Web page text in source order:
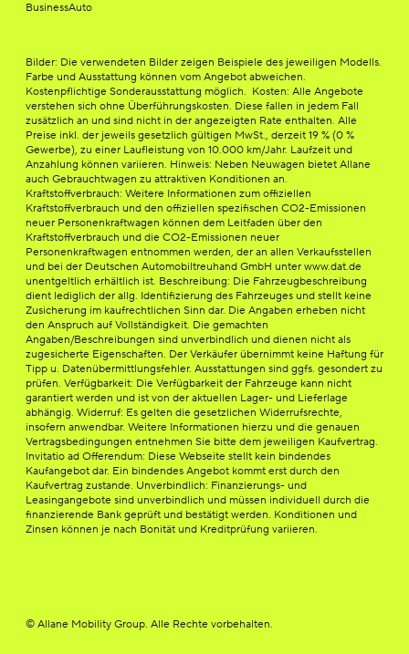
BusinessAuto
Bilder: Die verwendeten Bilder zeigen Beispiele des jeweiligen Modells.
Farbe und Ausstattung können vom Angebot abweichen.
Kostenpflichtige Sonderausstattung möglich. Kosten: Alle Angebote
verstehen sich ohne Überführungskosten. Diese fallen in jedem Fall
zusätzlich an und sind nicht in der angezeigten Rate enthalten. Alle
Preise inkl. der jeweils gesetzlich gültigen MwSt., derzeit 19 % (0 %
Gewerbe), zu einer Laufleistung von 10.000 km/Jahr. Laufzeit und
Anzahlung können variieren. Hinweis: Neben Neuwagen bietet Allane
auch Gebrauchtwagen zu attraktiven Konditionen an.
Kraftstoffverbrauch: Weitere Informationen zum offiziellen
Kraftstoffverbrauch und den offiziellen spezifischen CO2-Emissionen
neuer Personenkraftwagen können dem Leitfaden über den
Kraftstoffverbrauch und die CO2-Emissionen neuer
Personenkraftwagen entnommen werden, der an allen Verkaufsstellen
und bei der Deutschen Automobiltreuhand GmbH unter www.dat.de
unentgeltlich erhältlich ist. Beschreibung: Die Fahrzeugbeschreibung
dient lediglich der allg. Identifizierung des Fahrzeuges und stellt keine
Zusicherung im kaufrechtlichen Sinn dar. Die Angaben erheben nicht
den Anspruch auf Vollständigkeit. Die gemachten
Angaben/Beschreibungen sind unverbindlich und dienen nicht als
zugesicherte Eigenschaften. Der Verkäufer übernimmt keine Haftung für
Tipp u. Datenübermittlungsfehler. Ausstattungen sind ggfs. gesondert zu
prüfen. Verfügbarkeit: Die Verfügbarkeit der Fahrzeuge kann nicht
garantiert werden und ist von der aktuellen Lager- und Lieferlage
abhängig. Widerruf: Es gelten die gesetzlichen Widerrufsrechte,
insofern anwendbar. Weitere Informationen hierzu und die genauen
Vertragsbedingungen entnehmen Sie bitte dem jeweiligen Kaufvertrag.
Invitatio ad Offerendum: Diese Webseite stellt kein bindendes
Kaufangebot dar. Ein bindendes Angebot kommt erst durch den
Kaufvertrag zustande. Unverbindlich: Finanzierungs- und
Leasingangebote sind unverbindlich und müssen individuell durch die
finanzierende Bank geprüft und bestätigt werden. Konditionen und
Zinsen können je nach Bonität und Kreditprüfung variieren.
© Allane Mobility Group. Alle Rechte vorbehalten.